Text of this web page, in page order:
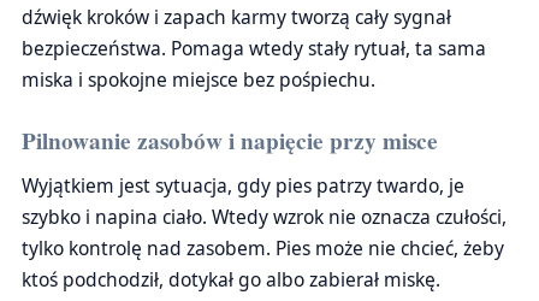
dźwięk kroków i zapach karmy tworzą cały sygnał
bezpieczeństwa. Pomaga wtedy stały rytuał, ta sama
miska i spokojne miejsce bez pośpiechu.
Pilnowanie zasobów i napięcie przy misce
Wyjątkiem jest sytuacja, gdy pies patrzy twardo, je
szybko i napina ciało. Wtedy wzrok nie oznacza czułości,
tylko kontrolę nad zasobem. Pies może nie chcieć, żeby
ktoś podchodził, dotykał go albo zabierał miskę.